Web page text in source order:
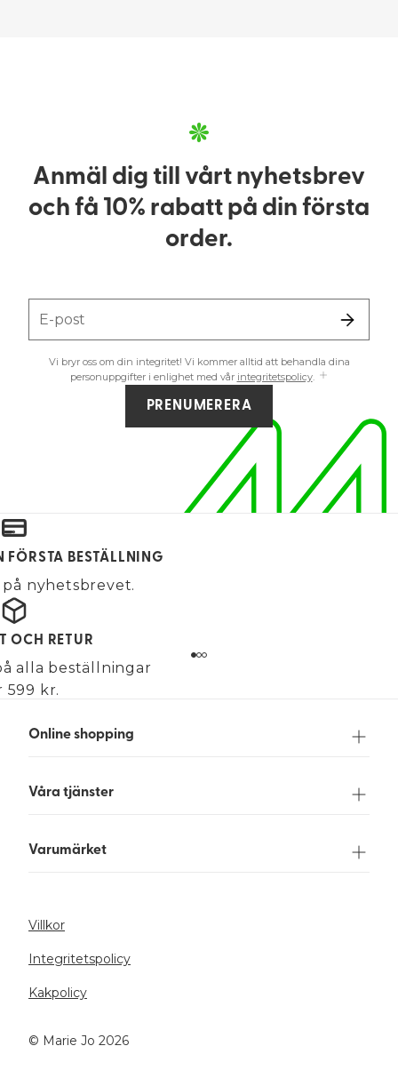
Anmäl dig till vårt nyhetsbrev
och få 10% rabatt på din första
order.
E-post
Vi bryr oss om din integritet! Vi kommer alltid att behandla dina
personuppgifter i enlighet med vår integritetspolicy.
PRENUMERERA
FÖRSTA BESTÄLLNING
nyhetsbrevet.
OCH RETUR
alla beställningar
599 kr.
Online shopping
Våra tjänster
Varumärket
Villkor
Integritetspolicy
Kakpolicy
©️ Marie Jo 2026